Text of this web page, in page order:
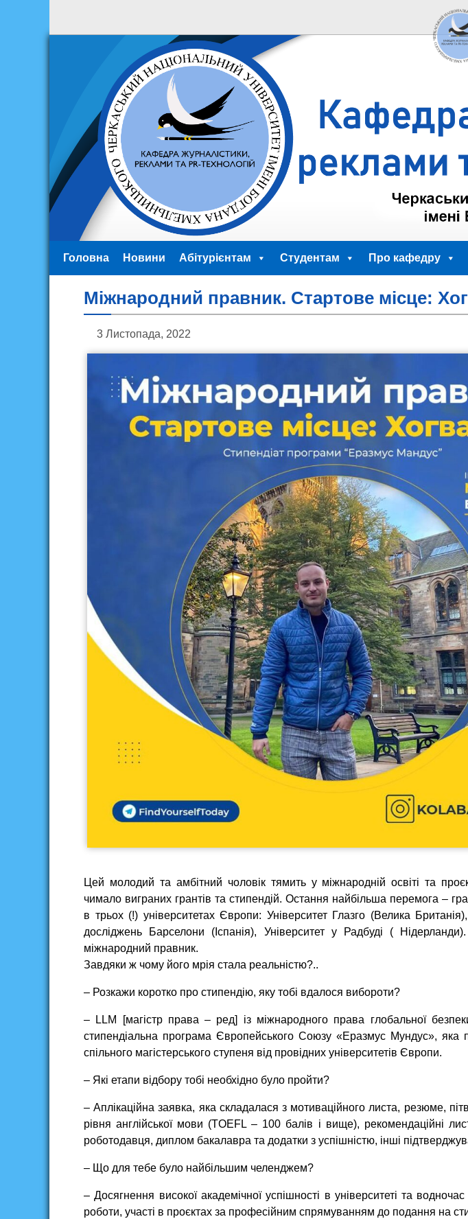
Головна Новини Абітурієнтам Студентам Про кафедру
Міжнародний правник. Стартове місце:
3 Листопада, 2022
Цей молодий та амбітний чоловік тямить у міжнародній освіті та
чимало виграних грантів та стипендій. Остання найбільша перемога –
в трьох (!) університетах Європи: Університет Глазго (Велика
досліджень Барселони (Іспанія), Університет у Радбуді (
міжнародний правник.
Завдяки ж чому його мрія стала реальністю?..
– Розкажи коротко про стипендію, яку тобі вдалося вибороти?
– LLM [магістр права – ред] із міжнародного права глобальної
стипендіальна програма Європейського Союзу «Еразмус Мундус», яка
спільного магістерського ступеня від провідних університетів Європи.
– Які етапи відбору тобі необхідно було пройти?
– Аплікаційна заявка, яка складалася з мотиваційного листа, резюме,
рівня англійської мови (TOEFL – 100 балів і вище), рекомендаційні
роботодавця, диплом бакалавра та додатки з успішністю, інші
– Що для тебе було найбільшим челенджем?
– Досягнення високої академічної успішності в університеті та
роботи, участі в проєктах за професійним спрямуванням до подання на